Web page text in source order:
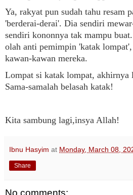
Ya, rakyat pun sudah tahu resam
'berderai-derai'. Dia sendiri
sendiri kononnya tak mampu
olah anti pemimpin 'katak
kawan-kawan mereka.
Lompat si katak lompat, akhirnya
Sama-samalah belasah katak!
Kita sambung lagi,insya Allah!
Ibnu Hasyim at Monday, March 08,
Share
No comments: